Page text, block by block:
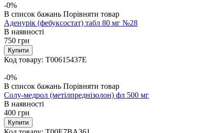
-0%
В список бажань Порівняти товар
Аденурік (фебуксостат) табл 80 мг №28
В наявності
750 грн
Купити
Код товару: T00615437E
-0%
В список бажань Порівняти товар
Солу-медрол (метілпреднізолон) фл 500 мг
В наявності
400 грн
Купити